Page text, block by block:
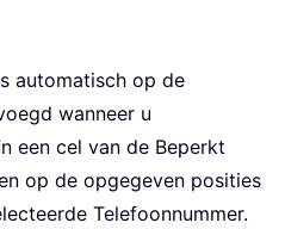
automatisch op de
wanneer u
een cel van de Beperkt
op de opgegeven posities
Telefoonnummer.